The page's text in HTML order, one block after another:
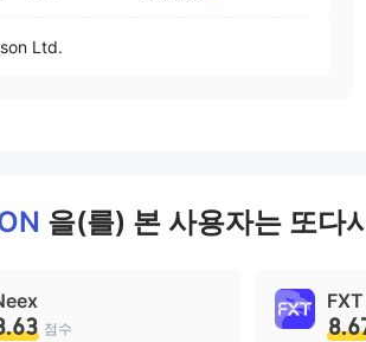
Ltd.
을(를) 본 사용자는 또다
점수
FXT